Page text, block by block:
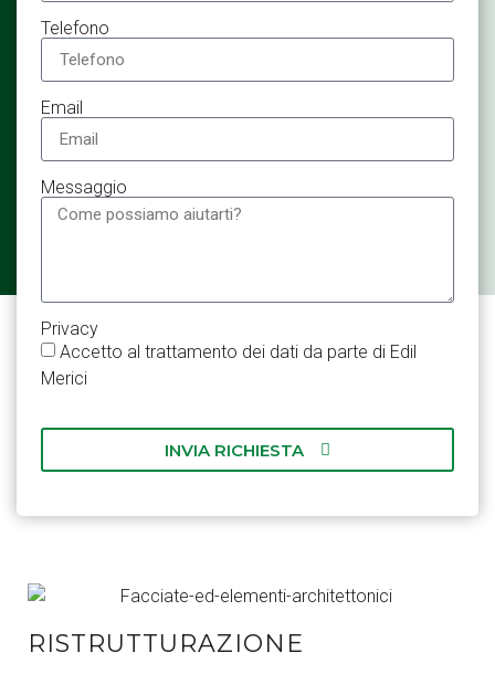
Telefono
Email
Messaggio
Privacy
Accetto al trattamento dei dati da parte di Edil
Merici
INVIA RICHIESTA
RISTRUTTURAZIONE